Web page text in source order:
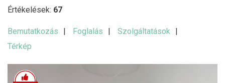
Értékelések: 67
Bemutatkozás Foglalás
Szolgáltatások
Térkép